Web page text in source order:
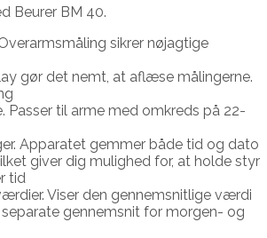
Beurer BM 40.
sikrer nøjagtige
gør det nemt, at aflæse målingerne.
Passer til arme med omkreds på 22-
Apparatet gemmer både tid og dato
giver dig mulighed for, at holde styr
tid
Viser den gennemsnitlige værdi
gennemsnit for morgen- og